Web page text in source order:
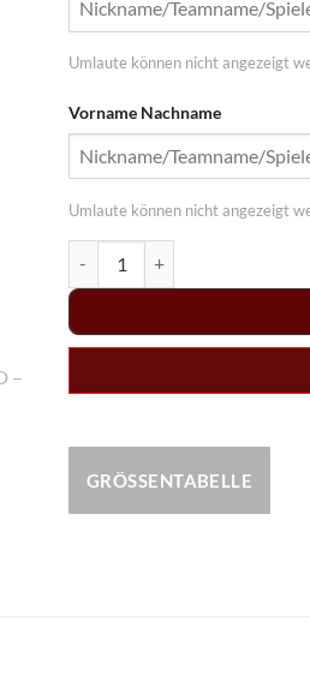
Umlaute können nicht angezeigt
Vorname Nachname
Umlaute können nicht angezeigt
GRÖSSENTABELLE